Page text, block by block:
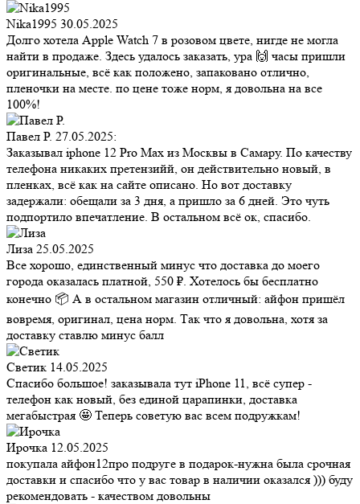
Nika1995 30.05.2025
Долго хотела Apple Watch 7 в розовом цвете, нигде не могла
найти в продаже. Здесь удалось заказать, ура 🙌 часы пришли
оригинальные, всё как положено, запаковано отлично,
пленочки на месте. по цене тоже норм, я довольна на все
100%!
Павел Р. 27.05.2025:
Заказывал iphone 12 Pro Max из Москвы в Самару. По качеству
телефона никаких претензийй, он действительно новый, в
пленках, всё как на сайте описано. Но вот доставку
задержали: обещали за 3 дня, а пришло за 6 дней. Это чуть
подпортило впечатление. В остальном всё ок, спасибо.
Лиза 25.05.2025
Все хорошо, единственный минус что доставка до моего
города оказалась платной, 550 ₽. Хотелось бы бесплатно
конечно 📦 А в остальном магазин отличный: айфон пришёл
вовремя, оригинал, цена норм. Так что я довольна, хотя за
доставку ставлю минус балл
Светик 14.05.2025
Спасибо большое! заказывала тут iPhone 11, всё супер -
телефон как новый, без единой царапинки, доставка
мегабыстрая 🤩 Теперь советую вас всем подружкам!
Ирочка 12.05.2025
покупала айфон12про подруге в подарок-нужна была срочная
доставки и спасибо что у вас товар в наличии оказался ))) буду
рекомендовать - качеством довольны